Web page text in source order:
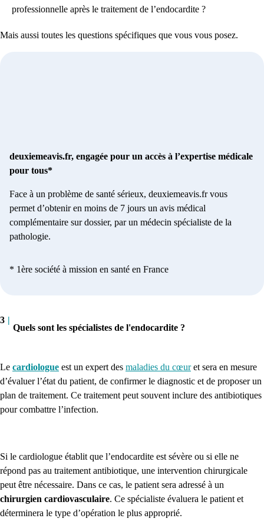
professionnelle après le traitement de l’endocardite ?
Mais aussi toutes les questions spécifiques que vous vous posez.
deuxiemeavis.fr, engagée pour un accès à l’expertise médicale
pour tous*
Face à un problème de santé sérieux, deuxiemeavis.fr vous
permet d’obtenir en moins de 7 jours un avis médical
complémentaire sur dossier, par un médecin spécialiste de la
pathologie.
* 1ère société à mission en santé en France
3 |
Quels sont les spécialistes de l'endocardite ?
Le cardiologue est un expert des maladies du cœuret sera en mesure
d’évaluer l’état du patient, de confirmer le diagnostic et de proposer un
plan de traitement. Ce traitement peut souvent inclure des antibiotiques
pour combattre l’infection.
Si le cardiologue établit que l’endocardite est sévère ou si elle ne
répond pas au traitement antibiotique, une intervention chirurgicale
peut être nécessaire. Dans ce cas, le patient sera adressé à un
chirurgien cardiovasculaire. Ce spécialiste évaluera le patient et
déterminera le type d’opération le plus approprié.